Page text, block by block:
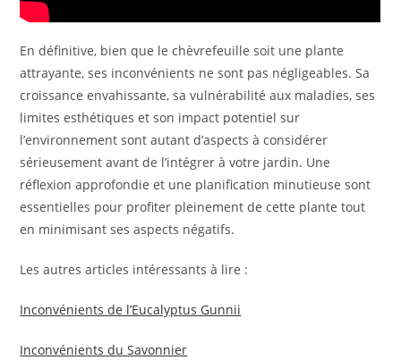
En définitive, bien que le chèvrefeuille soit une plante
attrayante, ses inconvénients ne sont pas négligeables. Sa
croissance envahissante, sa vulnérabilité aux maladies, ses
limites esthétiques et son impact potentiel sur
l’environnement sont autant d’aspects à considérer
sérieusement avant de l’intégrer à votre jardin. Une
réflexion approfondie et une planification minutieuse sont
essentielles pour profiter pleinement de cette plante tout
en minimisant ses aspects négatifs.
Les autres articles intéressants à lire :
Inconvénients de l’Eucalyptus Gunnii
Inconvénients du Savonnier